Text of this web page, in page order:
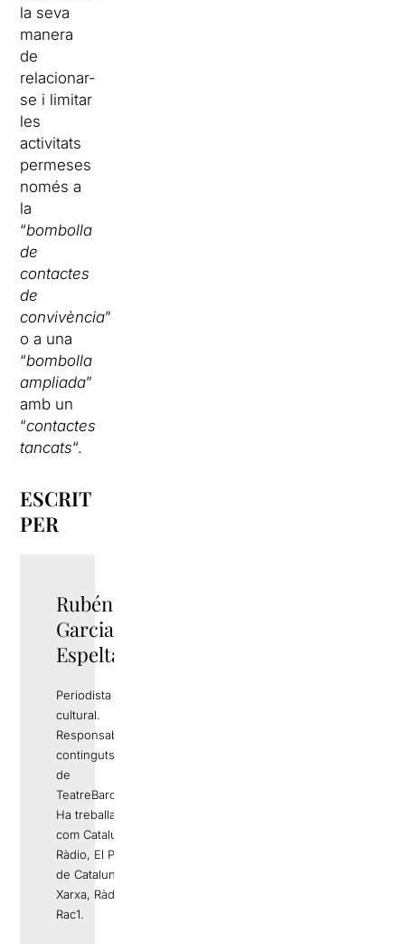
la seva
manera
de
relacionar-
se i limitar
les
activitats
permeses
només a
la
“bombolla
de
contactes
de
convivència”
o a una
“bombolla
ampliada”
amb un
“contactes
tancats“.
ESCRIT
PER
Rubén
Garcia
Espelta
Periodista i gestor
cultural.
Responsable de
continguts editorials
de
TeatreBarcelona.com
Ha treballat a mitjans
com Catalunya
Ràdio, El Periódico
de Catalunya, La
Xarxa, Ràdio 4 o
Rac1.